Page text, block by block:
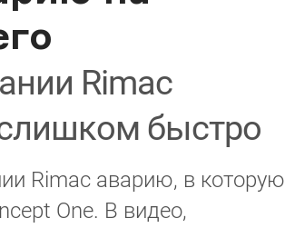
Rimac
быстро
Rimac аварию, в которую
One. В видео,